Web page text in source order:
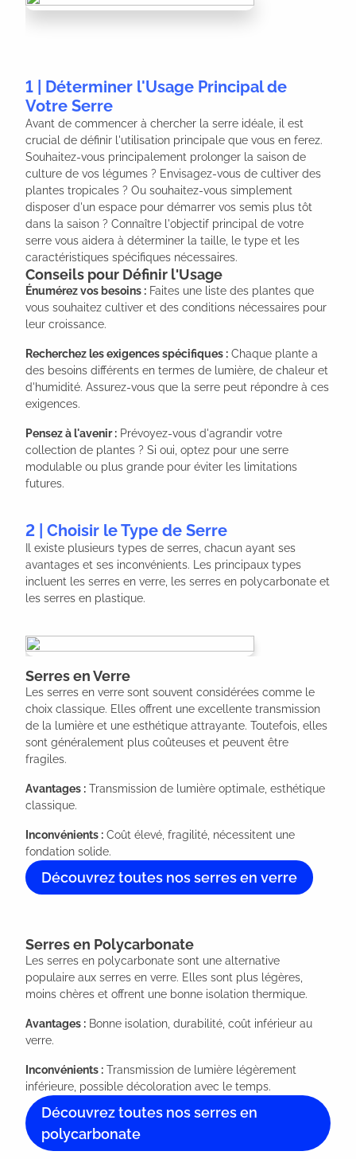
1 | Déterminer l'Usage Principal de
Votre Serre
Avant de commencer à chercher la serre idéale, il est
crucial de définir l'utilisation principale que vous en ferez.
Souhaitez-vous principalement prolonger la saison de
culture de vos légumes ? Envisagez-vous de cultiver des
plantes tropicales ? Ou souhaitez-vous simplement
disposer d'un espace pour démarrer vos semis plus tôt
dans la saison ? Connaître l'objectif principal de votre
serre vous aidera à déterminer la taille, le type et les
caractéristiques spécifiques nécessaires.
Conseils pour Définir l'Usage
Énumérez vos besoins : Faites une liste des plantes que
vous souhaitez cultiver et des conditions nécessaires pour
leur croissance.
Recherchez les exigences spécifiques : Chaque plante a
des besoins différents en termes de lumière, de chaleur et
d'humidité. Assurez-vous que la serre peut répondre à ces
exigences.
Pensez à l'avenir : Prévoyez-vous d'agrandir votre
collection de plantes ? Si oui, optez pour une serre
modulable ou plus grande pour éviter les limitations
futures.
2 | Choisir le Type de Serre
Il existe plusieurs types de serres, chacun ayant ses
avantages et ses inconvénients. Les principaux types
incluent les serres en verre, les serres en polycarbonate et
les serres en plastique.
Serres en Verre
Les serres en verre sont souvent considérées comme le
choix classique. Elles offrent une excellente transmission
de la lumière et une esthétique attrayante. Toutefois, elles
sont généralement plus coûteuses et peuvent être
fragiles.
Avantages : Transmission de lumière optimale, esthétique
classique.
Inconvénients : Coût élevé, fragilité, nécessitent une
fondation solide.
Découvrez toutes nos serres en verre
Serres en Polycarbonate
Les serres en polycarbonate sont une alternative
populaire aux serres en verre. Elles sont plus légères,
moins chères et offrent une bonne isolation thermique.
Avantages : Bonne isolation, durabilité, coût inférieur au
verre.
Inconvénients : Transmission de lumière légèrement
inférieure, possible décoloration avec le temps.
Découvrez toutes nos serres en
polycarbonate